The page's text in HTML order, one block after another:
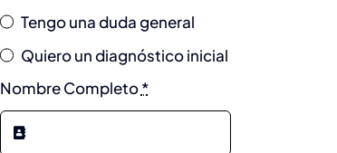
Tengo una duda general
Quiero un diagnóstico inicial
Nombre Completo*